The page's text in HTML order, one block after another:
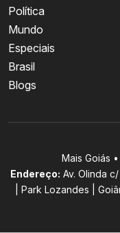
Política
Mundo
Especiais
Brasil
Blogs
Mais Goiás •
Endereço: Av. Olinda
| Park Lozandes |